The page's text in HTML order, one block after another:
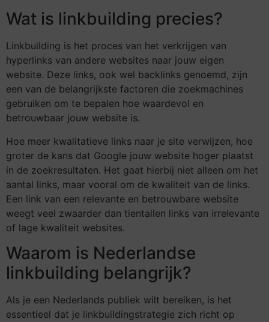
Wat is linkbuilding precies?
Linkbuilding is het proces van het verkrijgen van
hyperlinks van andere websites naar jouw eigen
website. Deze links, ook wel backlinks genoemd, zijn
een van de belangrijkste factoren die zoekmachines
gebruiken om te bepalen hoe waardevol en
betrouwbaar jouw website is.
Hoe meer kwalitatieve links naar je site verwijzen, hoe
groter de kans dat Google jouw website hoger plaatst
in de zoekresultaten. Het gaat hierbij niet alleen om het
aantal links, maar vooral om de kwaliteit van de links.
Een link van een relevante en betrouwbare website
weegt veel zwaarder dan tientallen links van irrelevante
of lage kwaliteit websites.
Waarom is Nederlandse
linkbuilding belangrijk?
Als je een Nederlands publiek wilt bereiken, is het
essentieel dat je linkbuildingstrategie zich richt op